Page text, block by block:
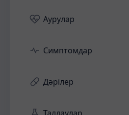
Аурулар
Симптомдар
Дәрілер